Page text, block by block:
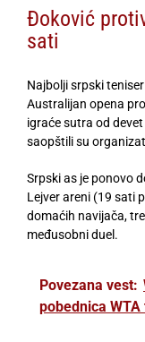
Đoković
sati
Najbolji srpski
Australijan opena
igraće sutra od
saopštili su
Srpski as je ponovo
Lejver areni (19 sati
domaćih navijača,
međusobni duel.
Povezana vest:
pobednica